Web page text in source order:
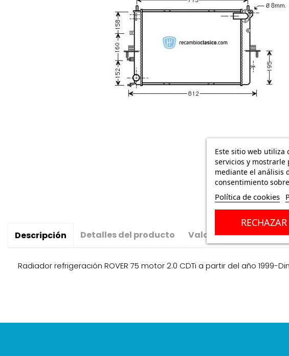
Descripción Detalles del producto Valoraciones(0)
Radiador refrigeración ROVER 75 motor 2.0 CDTi a partir del año
Este sitio web utiliza
servicios y
mediante el análisis
consentimiento
Política de cookies